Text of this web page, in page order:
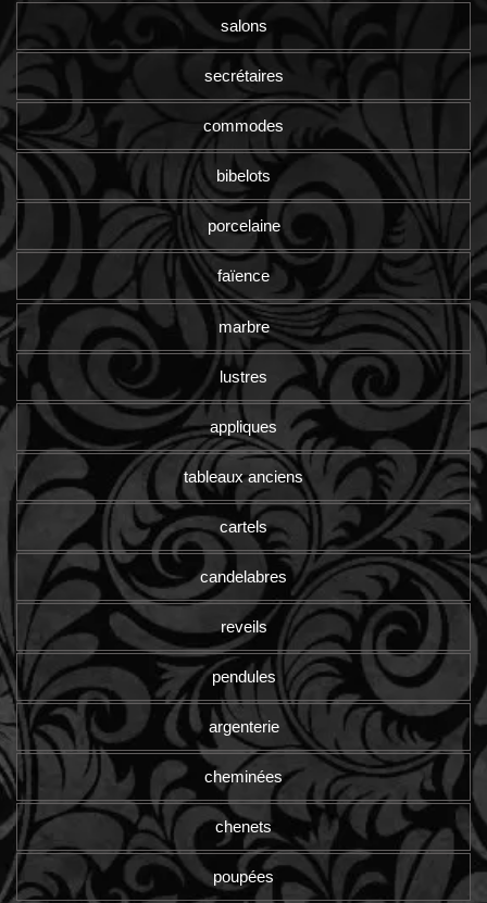
salons
secrétaires
commodes
bibelots
porcelaine
faïence
marbre
lustres
appliques
tableaux anciens
cartels
candelabres
reveils
pendules
argenterie
cheminées
chenets
poupées